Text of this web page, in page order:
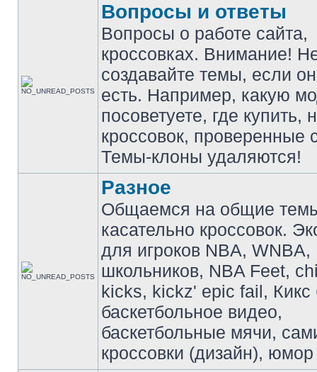
Вопросы и ответы
Вопросы о работе сайта,
кроссовках. Внимание!
создавайте темы, если
есть. Например, какую
посоветуете, где купить,
кроссовок, проверенные
Темы-клоны удаляются!
Разное
Общаемся на общие
касательно кроссовок.
для игроков NBA, WNBA,
школьников, NBA Feet,
kicks, kickz' epic fail, Кикс
баскетбольное видео,
баскетбольные мячи,
кроссовки (дизайн),